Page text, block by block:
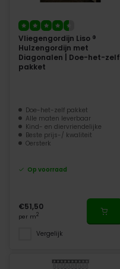
Vliegengordijn Liso ®
Hulzengordijn met
Diagonalen | Doe-het-zelf
pakket
Doe-het-zelf pakket
Alle maten leverbaar
Kind- en diervriendelijke
Beste prijs-/ kwaliteit
Oersterk
Op voorraad
€51,50
per m2
Vergelijk